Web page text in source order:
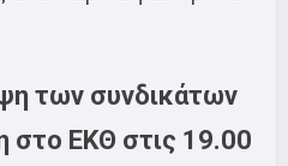
των συνδικάτων
στο ΕΚΘ στις 19.00